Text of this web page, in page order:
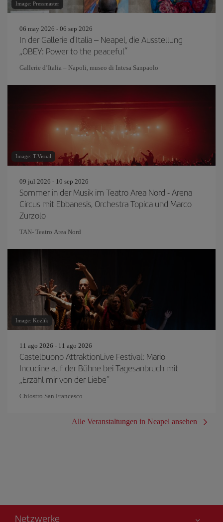
Image: Pressmaster
06 may 2026 - 06 sep 2026
In der Gallerie d'Italia – Neapel, die Ausstellung
„OBEY: Power to the peaceful“
Gallerie d’Italia – Napoli, museo di Intesa Sanpaolo
Image: T.Visual
09 jul 2026 - 10 sep 2026
Sommer in der Musik im Teatro Area Nord - Arena
Circus mit Ebbanesis, Orchestra Topica und Marco
Zurzolo
TAN- Teatro Area Nord
Image: Kozlik
11 ago 2026 - 11 ago 2026
Castelbuono AttraktionLive Festival: Mario
Incudine auf der Bühne bei Tagesanbruch mit
„Erzähl mir von der Liebe“
Chiostro San Francesco
Alle Veranstaltungen in Neapel ansehen
Netzwerke